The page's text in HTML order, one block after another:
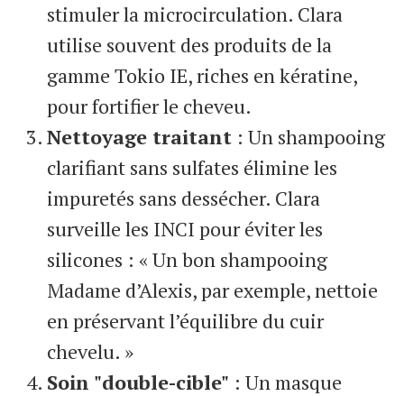
stimuler la microcirculation. Clara
utilise souvent des produits de la
gamme Tokio IE, riches en kératine,
pour fortifier le cheveu.
Nettoyage traitant : Un shampooing
clarifiant sans sulfates élimine les
impuretés sans dessécher. Clara
surveille les INCI pour éviter les
silicones : « Un bon shampooing
Madame d’Alexis, par exemple, nettoie
en préservant l’équilibre du cuir
chevelu. »
Soin "double-cible" : Un masque